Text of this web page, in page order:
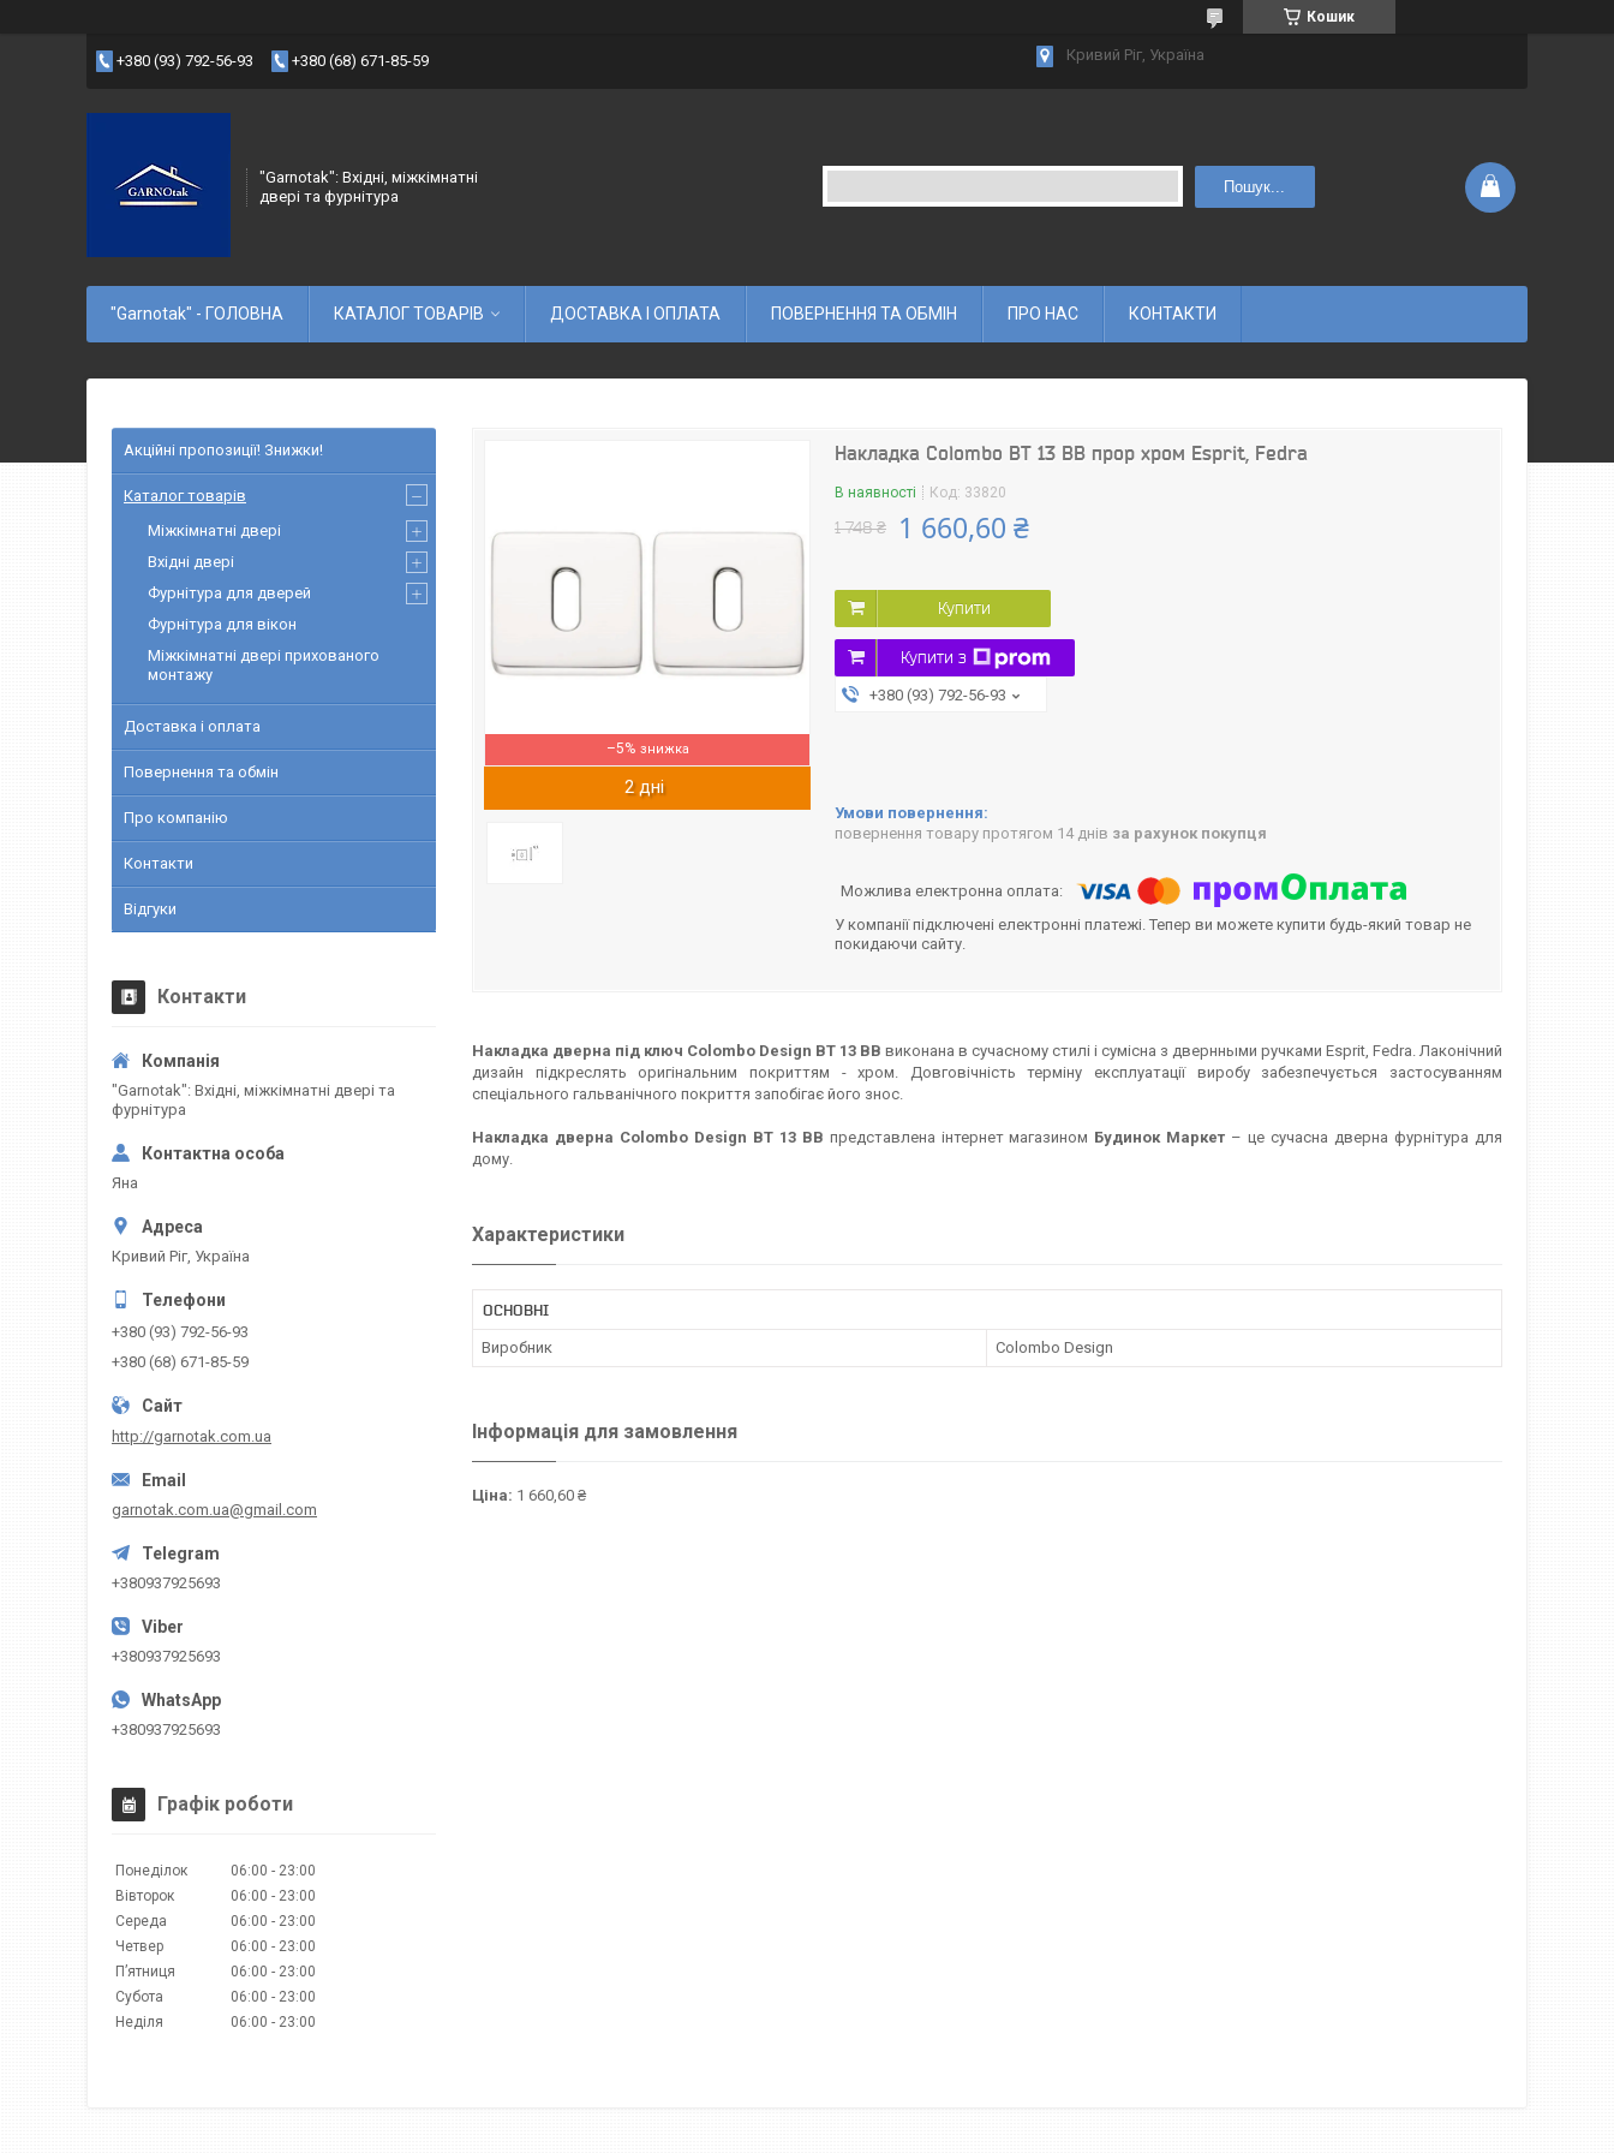
Кошик
+380 (93) 792-56-93 +380 (68) 671-85-59 Кривий Ріг, Україна
"Garnotak": Вхідні, міжкімнатні
двері та фурнітура
Пошук...
"Garnotak" - ГОЛОВНА КАТАЛОГ ТОВАРІВ ДОСТАВКА І ОПЛАТА ПОВЕРНЕННЯ ТА ОБМІН ПРО НАС КОНТАКТИ
–5%
2 дні
Накладка Colombo BT 13 BB прор хром Esprit, Fedra
В наявності Код: 33820
1 748 ₴ 1 660,60 ₴
Купити
Купити з
+380 (93) 792-56-93
повернення товару протягом 14 днів за рахунок покупця
У компанії підключені електронні платежі. Тепер ви можете купити будь-який товар не
покидаючи сайту.
Накладка дверна під ключ Colombo Design BT 13 BB виконана в сучасному стилі і сумісна з двернными ручками Esprit, Fedra. Лаконічний
дизайн підкреслять оригінальним покриттям - хром. Довговічність терміну експлуатації виробу забезпечується застосуванням
спеціального гальванічного покриття запобігає його знос.
Накладка дверна Colombo Design BT 13 BB представлена інтернет магазином Будинок Маркет – це сучасна дверна фурнітура для
дому.
Характеристики
ОСНОВНІ
Виробник Colombo Design
Інформація для замовлення
Ціна: 1 660,60 ₴
Акційні пропозиції! Знижки!
Каталог товарів
Міжкімнатні двері
Вхідні двері
Фурнітура для дверей
Фурнітура для вікон
Міжкімнатні двері прихованого
монтажу
Доставка і оплата
Повернення та обмін
Про компанію
Контакти
Відгуки
Контакти
"Garnotak": Вхідні, міжкімнатні двері та
фурнітура
Яна
Кривий Ріг, Україна
+380 (93) 792-56-93
+380 (68) 671-85-59
http://garnotak.com.ua
garnotak.com.ua@gmail.com
+380937925693
+380937925693
+380937925693
Графік роботи
Понеділок 06:00
23:00
Вівторок
06:00
23:00
Середа
06:00
23:00
Четвер
06:00
23:00
Пʼятниця
06:00
23:00
Субота
06:00
23:00
Неділя
06:00 23:00